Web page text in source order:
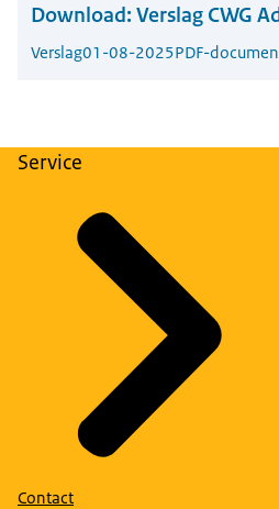
Download: Verslag CWG
Verslag01-08-2025PDF-
Service
Contact